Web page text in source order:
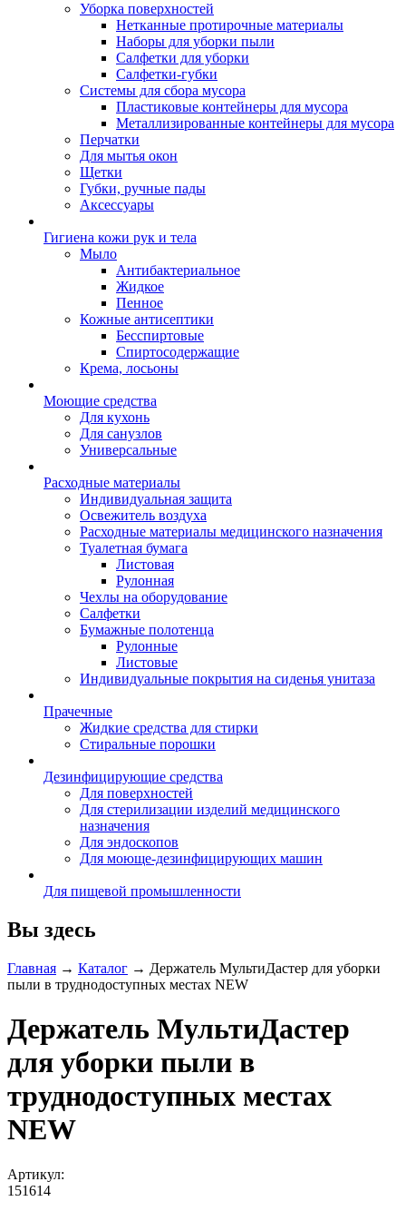
Уборка поверхностей
Нетканные протирочные материалы
Наборы для уборки пыли
Салфетки для уборки
Салфетки-губки
Системы для сбора мусора
Пластиковые контейнеры для мусора
Металлизированные контейнеры для мусора
Перчатки
Для мытья окон
Щетки
Губки, ручные пады
Аксессуары
Гигиена кожи рук и тела
Мыло
Антибактериальное
Жидкое
Пенное
Кожные антисептики
Бесспиртовые
Cпиртосодержащие
Крема, лосьоны
Моющие средства
Для кухонь
Для санузлов
Универсальные
Расходные материалы
Индивидуальная защита
Освежитель воздуха
Расходные материалы медицинского назначения
Туалетная бумага
Листовая
Рулонная
Чехлы на оборудование
Салфетки
Бумажные полотенца
Рулонные
Листовые
Индивидуальные покрытия на сиденья унитаза
Прачечные
Жидкие средства для стирки
Стиральные порошки
Дезинфицирующие средства
Для поверхностей
Для стерилизации изделий медицинского
назначения
Для эндоскопов
Для моюще-дезинфицирующих машин
Для пищевой промышленности
Вы здесь
Главная → Каталог → Держатель МультиДастер для уборки
пыли в труднодоступных местах NEW
Держатель МультиДастер
для уборки пыли в
труднодоступных местах
NEW
Артикул:
151614